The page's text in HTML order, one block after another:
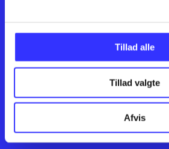
Tillad alle
Tillad valgte
Afvis
Kontakt os
English
Artikler
Film
Musik
Noder